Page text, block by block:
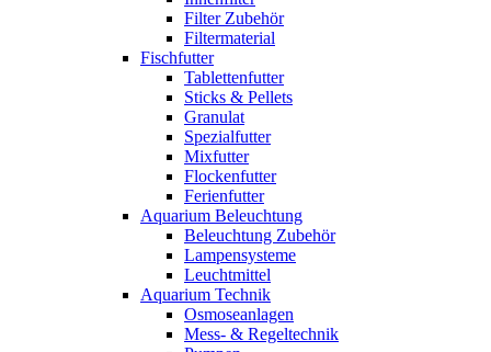
Filter Zubehör
Filtermaterial
Fischfutter
Tablettenfutter
Sticks & Pellets
Granulat
Spezialfutter
Mixfutter
Flockenfutter
Ferienfutter
Aquarium Beleuchtung
Beleuchtung Zubehör
Lampensysteme
Leuchtmittel
Aquarium Technik
Osmoseanlagen
Mess- & Regeltechnik